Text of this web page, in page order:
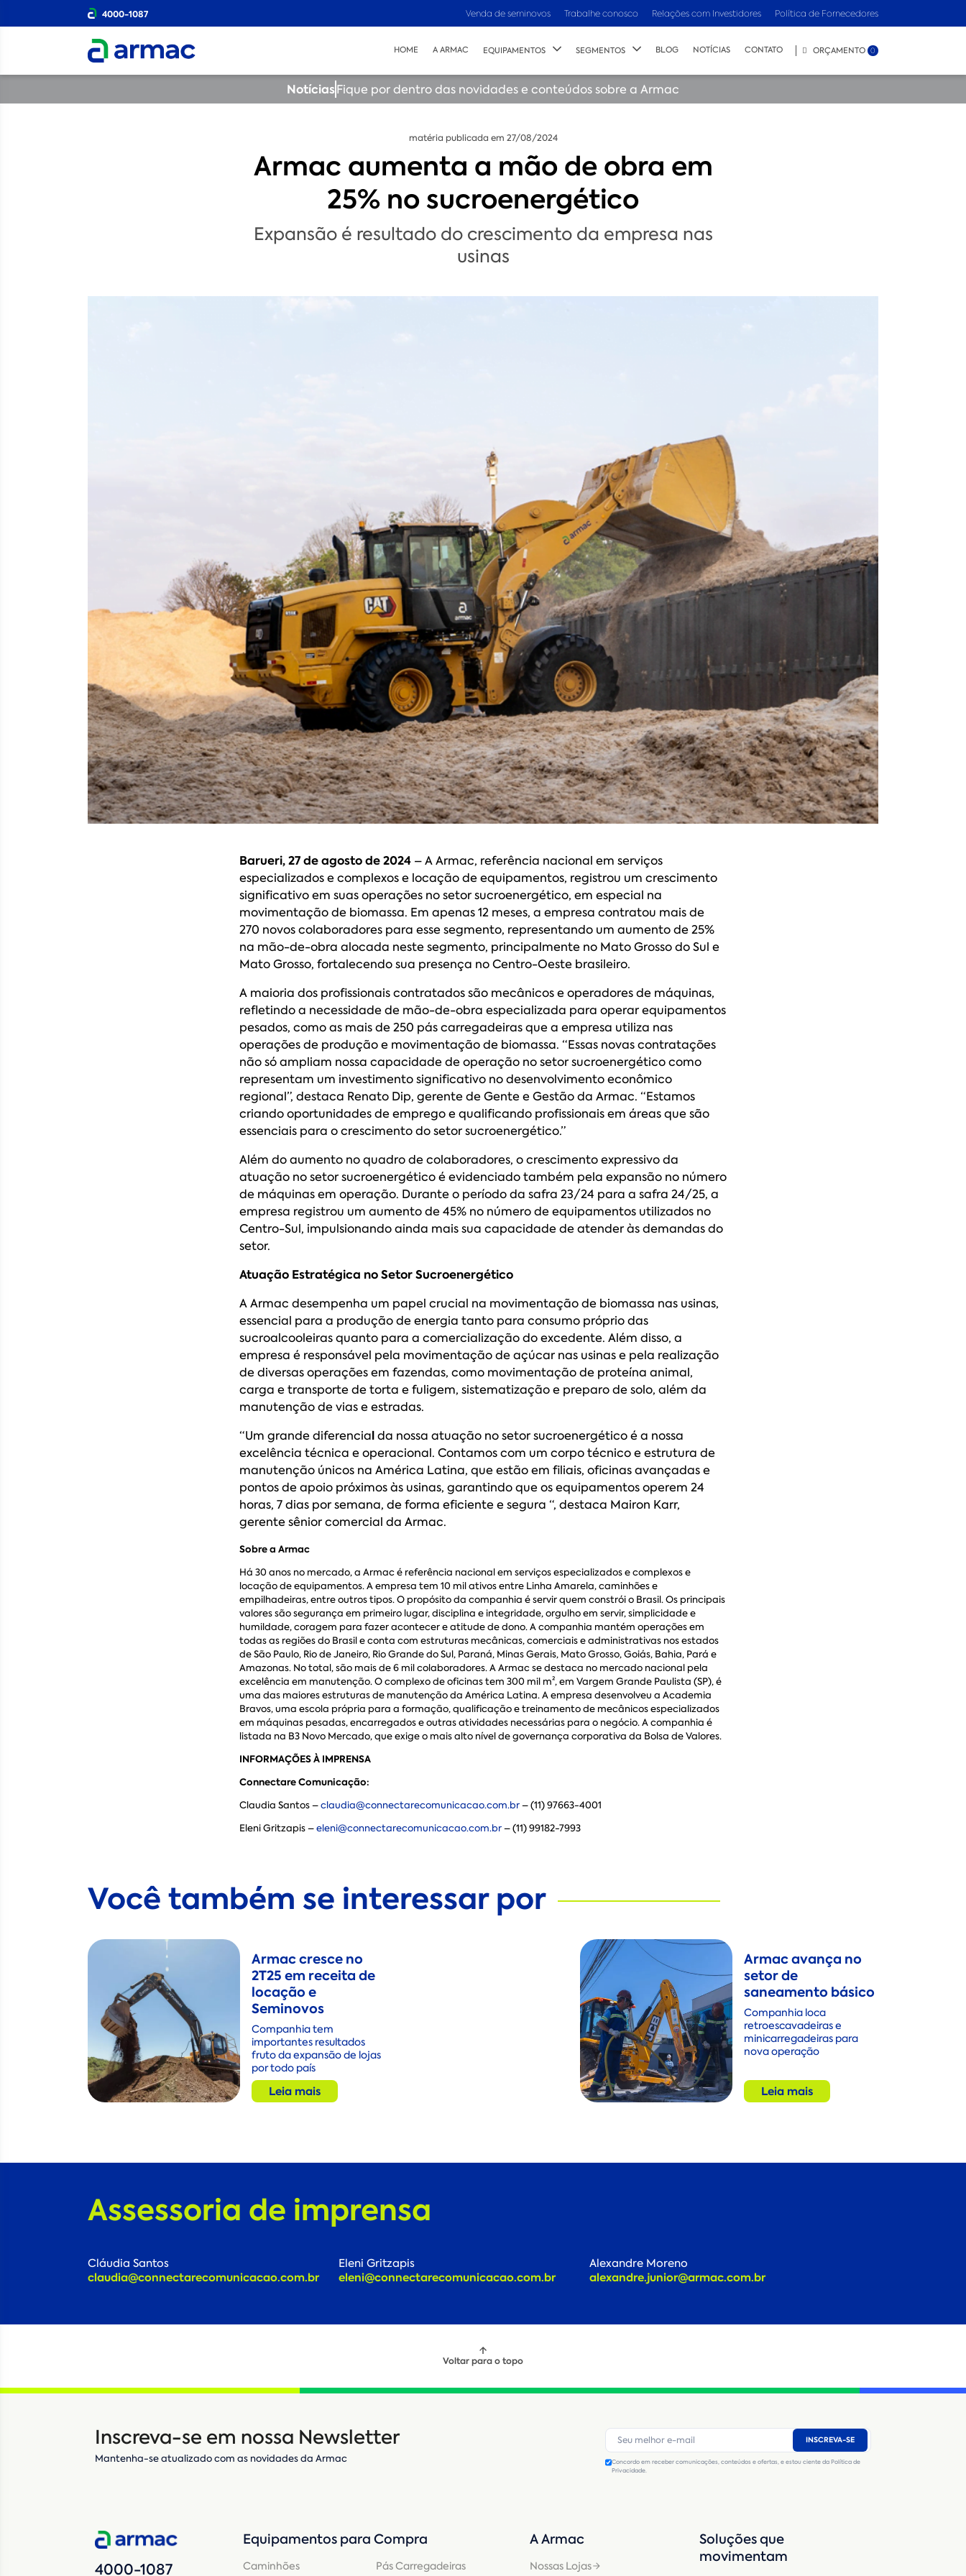
4000-1087 Venda de seminovos Trabalhe conosco Relações com Investidores Política de Fornecedores
HOME A ARMAC EQUIPAMENTOS SEGMENTOS BLOG NOTÍCIAS CONTATO ORÇAMENTO 0
NotíciasFique por dentro das novidades e conteúdos sobre a Armac
matéria publicada em 27/08/2024
Armac aumenta a mão de obra em
25% no sucroenergético
Expansão é resultado do crescimento da empresa nas
usinas
Barueri, 27 de agosto de 2024 – A Armac, referência nacional em serviços
especializados e complexos e locação de equipamentos, registrou um crescimento
significativo em suas operações no setor sucroenergético, em especial na
movimentação de biomassa. Em apenas 12 meses, a empresa contratou mais de
270 novos colaboradores para esse segmento, representando um aumento de 25%
na mão-de-obra alocada neste segmento, principalmente no Mato Grosso do Sul e
Mato Grosso, fortalecendo sua presença no Centro-Oeste brasileiro.
A maioria dos profissionais contratados são mecânicos e operadores de máquinas,
refletindo a necessidade de mão-de-obra especializada para operar equipamentos
pesados, como as mais de 250 pás carregadeiras que a empresa utiliza nas
operações de produção e movimentação de biomassa. “Essas novas contratações
não só ampliam nossa capacidade de operação no setor sucroenergético como
representam um investimento significativo no desenvolvimento econômico
regional”, destaca Renato Dip, gerente de Gente e Gestão da Armac. “Estamos
criando oportunidades de emprego e qualificando profissionais em áreas que são
essenciais para o crescimento do setor sucroenergético.”
Além do aumento no quadro de colaboradores, o crescimento expressivo da
atuação no setor sucroenergético é evidenciado também pela expansão no número
de máquinas em operação. Durante o período da safra 23/24 para a safra 24/25, a
empresa registrou um aumento de 45% no número de equipamentos utilizados no
Centro-Sul, impulsionando ainda mais sua capacidade de atender às demandas do
setor.
Atuação Estratégica no Setor Sucroenergético
A Armac desempenha um papel crucial na movimentação de biomassa nas usinas,
essencial para a produção de energia tanto para consumo próprio das
sucroalcooleiras quanto para a comercialização do excedente. Além disso, a
empresa é responsável pela movimentação de açúcar nas usinas e pela realização
de diversas operações em fazendas, como movimentação de proteína animal,
carga e transporte de torta e fuligem, sistematização e preparo de solo, além da
manutenção de vias e estradas.
“Um grande diferencialda nossa atuação no setor sucroenergético é a nossa
excelência técnica e operacional. Contamos com um corpo técnico e estrutura de
manutenção únicos na América Latina, que estão em filiais, oficinas avançadas e
pontos de apoio próximos às usinas, garantindo que os equipamentos operem 24
horas, 7 dias por semana, de forma eficiente e segura “, destaca Mairon Karr,
gerente sênior comercial da Armac.
Sobre a Armac
Há 30 anos no mercado, a Armac é referência nacional em serviços especializados e complexos e
locação de equipamentos. A empresa tem 10 mil ativos entre Linha Amarela, caminhões e
empilhadeiras, entre outros tipos. O propósito da companhia é servir quem constrói o Brasil. Os principais
valores são segurança em primeiro lugar, disciplina e integridade, orgulho em servir, simplicidade e
humildade, coragem para fazer acontecer e atitude de dono. A companhia mantém operações em
todas as regiões do Brasil e conta com estruturas mecânicas, comerciais e administrativas nos estados
de São Paulo, Rio de Janeiro, Rio Grande do Sul, Paraná, Minas Gerais, Mato Grosso, Goiás, Bahia, Pará e
Amazonas. No total, são mais de 6 mil colaboradores. A Armac se destaca no mercado nacional pela
excelência em manutenção. O complexo de oficinas tem 300 mil m², em Vargem Grande Paulista (SP), é
uma das maiores estruturas de manutenção da América Latina. A empresa desenvolveu a Academia
Bravos, uma escola própria para a formação, qualificação e treinamento de mecânicos especializados
em máquinas pesadas, encarregados e outras atividades necessárias para o negócio. A companhia é
listada na B3 Novo Mercado, que exige o mais alto nível de governança corporativa da Bolsa de Valores.
INFORMAÇÕES À IMPRENSA
Connectare Comunicação:
Claudia Santos –claudia@connectarecomunicacao.com.br– (11) 97663-4001
Eleni Gritzapis –eleni@connectarecomunicacao.com.br– (11) 99182-7993
Você também se interessar por
Armac cresce no
2T25 em receita de
locação e
Seminovos
Companhia tem
importantes resultados
fruto da expansão de lojas
por todo país
Leia mais
Armac avança no
setor de
saneamento básico
Companhia loca
retroescavadeiras e
minicarregadeiras para
nova operação
Leia mais
Assessoria de imprensa
Cláudia Santos
claudia@connectarecomunicacao.com.br
Eleni Gritzapis
eleni@connectarecomunicacao.com.br
Alexandre Moreno
alexandre.junior@armac.com.br
Voltar para o topo
Inscreva-se em nossa Newsletter
Mantenha-se atualizado com as novidades da Armac
INSCREVA-SE
Concordo em receber comunicações, conteúdos e ofertas, e estou ciente da Política de
Privacidade.
4000-1087
Equipamentos para Compra
Caminhões Pás Carregadeiras
A Armac
Nossas Lojas
Soluções que
movimentam